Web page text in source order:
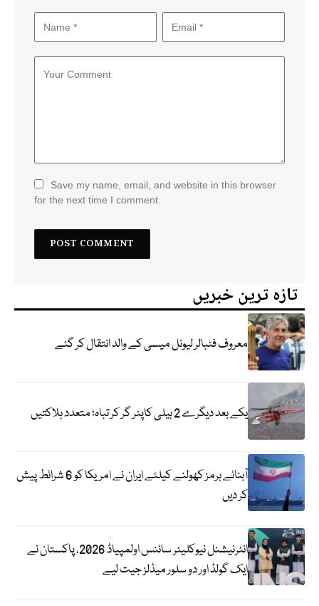
Save my name, email, and website in this browser
for the next time I comment.
تازہ ترین خبریں
معروف فٹبالر لیونل میسی کے والد انتقال کر گئے
یکے بعد دیگرے 2 ہیلی کاپٹر گر کر تباہ؛ متعدد ہلاکتیں
آبنائے ہرمز کھولنے کیلئے ایران نے امریکا کو 6 شرائط پیش
کر دیں
انٹرنیشنل نیوکلیئر سائنس اولمپیاڈ 2026، پاکستان نے
ایک گولڈ اور دو سلور میڈلز جیت لیے